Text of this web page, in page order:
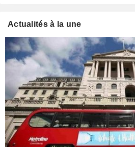
Actualités à la une